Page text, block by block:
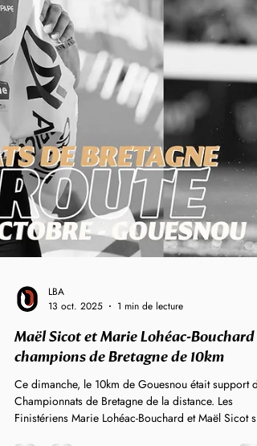
LBA
13 oct. 2025
1 min de lecture